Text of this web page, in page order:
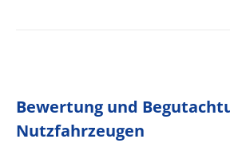
Bewertung und
Nutzfahrzeugen